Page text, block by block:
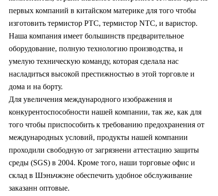
первых компаний в китайском материке для того чтобы
изготовить термистор PTC, термистор NTC, и варистор.
Наша компания имеет большинств предварительное
оборудование, полную технологию производства, и
умелую техническую команду, которая сделала нас
насладиться высокой престижностью в этой торговле и
дома и на борту.
Для увеличения международного изображения и
конкурентоспособности нашей компании, так же, как для
того чтобы приспособить к требованию предохранения от
международных условий, продукты нашей компании
проходили свободную от загрязнени аттестацию защиты
среды (SGS) в 2004. Кроме того, наши торговые офис и
склад в Шэньчжэне обеспечить удобное обслуживание
заказанн оптовые.